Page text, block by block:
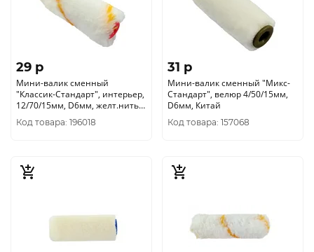
29 p
Мини-валик сменный
"Классик-Стандарт", интерьер,
12/70/15мм, D6мм, желт.нить
0210051
Код товара: 196018
31 p
Мини-валик сменный "Микс-
Стандарт", велюр 4/50/15мм,
D6мм, Китай
Код товара: 157068